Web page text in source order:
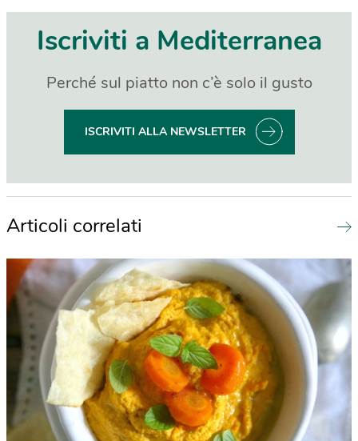
Iscriviti a Mediterranea
Perché sul piatto non c’è solo il gusto
ISCRIVITI ALLA NEWSLETTER
Articoli correlati